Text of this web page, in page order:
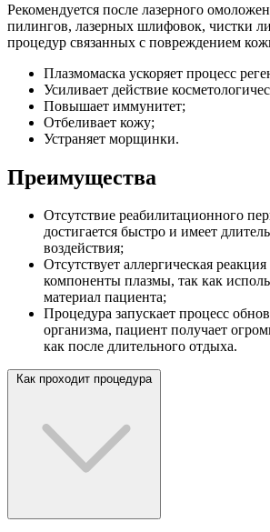
Рекомендуется после лазерного
пилингов, лазерных шлифовок, чистки
процедур связанных с повреждением
Плазмомаска ускоряет процесс
Усиливает действие
Повышает иммунитет;
Отбеливает кожу;
Устраняет морщинки.
Преимущества
Отсутствие реабилитационного
достигается быстро и имеет
воздействия;
Отсутствует аллергическая
компоненты плазмы, так как
материал пациента;
Процедура запускает процесс
организма, пациент получает
как после длительного отдыха.
Как проходит процедура